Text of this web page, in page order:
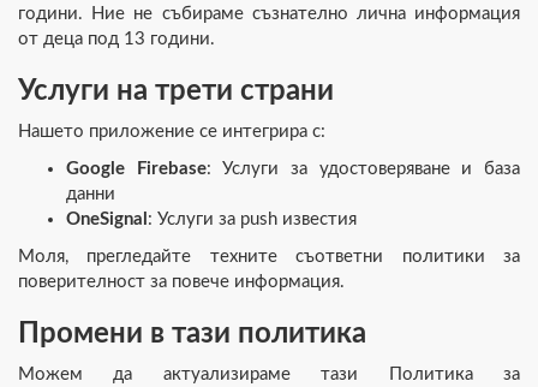
години. Ние не събираме съзнателно лична информация
от деца под 13 години.
Услуги на трети страни
Нашето приложение се интегрира с:
Google Firebase: Услуги за удостоверяване и база
данни
OneSignal : Услуги за push известия
Моля, прегледайте техните съответни политики за
поверителност за повече информация.
Промени в тази политика
Можем да актуализираме тази Политика за